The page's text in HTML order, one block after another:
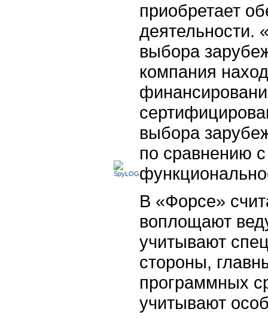
приобретает
деятельности.
выбора
компания
выбора
по сравнению
В «Форсе»
воплощают
учитывают
стороны,
программных
учитывают